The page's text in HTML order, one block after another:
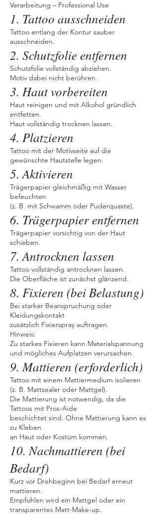
Verarbeitung – Professional Use
1. Tattoo ausschneiden
Tattoo entlang der Kontur sauber
ausschneiden.
2. Schutzfolie entfernen
Schutzfolie vollständig abziehen.
Motiv dabei nicht berühren.
3. Haut vorbereiten
Haut reinigen und mit Alkohol gründlich
entfetten.
Haut vollständig trocknen lassen.
4. Platzieren
Tattoo mit der Motivseite auf die
gewünschte Hautstelle legen.
5. Aktivieren
Trägerpapier gleichmäßig mit Wasser
befeuchten
(z. B. mit Schwamm oder Puderquaste).
6. Trägerpapier entfernen
Trägerpapier vorsichtig von der Haut
schieben.
7. Antrocknen lassen
Tattoo vollständig antrocknen lassen.
Die Oberfläche ist zunächst glänzend.
8. Fixieren (bei Belastung)
Bei starker Beanspruchung oder
Kleidungskontakt
zusätzlich Fixierspray auftragen.
Hinweis:
Zu starkes Fixieren kann Materialspannung
und mögliches Aufplatzen verursachen.
9. Mattieren (erforderlich)
Tattoo mit einem Mattiermedium isolieren
(z. B. Mattsealer oder Mattgel).
Die Mattierung ist notwendig, da die
Tattoos mit Pros-Aide
beschichtet sind. Ohne Mattierung kann es
zu Kleben
an Haut oder Kostüm kommen.
10. Nachmattieren (bei
Bedarf)
Kurz vor Drehbeginn bei Bedarf erneut
mattieren.
Empfohlen wird ein Mattgel oder ein
transparentes Matt-Make-up.